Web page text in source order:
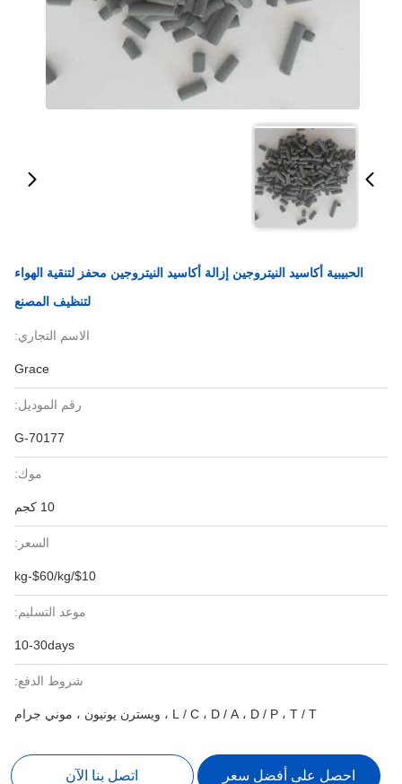
الحبيبية أكاسيد النيتروجين إزالة أكاسيد النيتروجين محفز لتنقية الهواء
لتنظيف المصنع
الاسم التجاري:
Grace
رقم الموديل:
G-70177
موك:
10 كجم
السعر:
$10/kg-$60/kg
موعد التسليم:
10-30days
شروط الدفع:
L / C ، D / A ، D / P ، T / T ، ويسترن يونيون ، موني جرام
احصل على أفضل سعر اتصل بنا الآن